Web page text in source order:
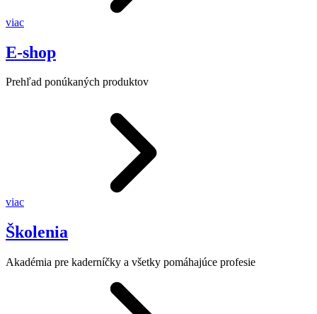
viac
E-shop
Prehľad ponúkaných produktov
viac
Školenia
Akadémia pre kaderníčky a všetky pomáhajúce profesie